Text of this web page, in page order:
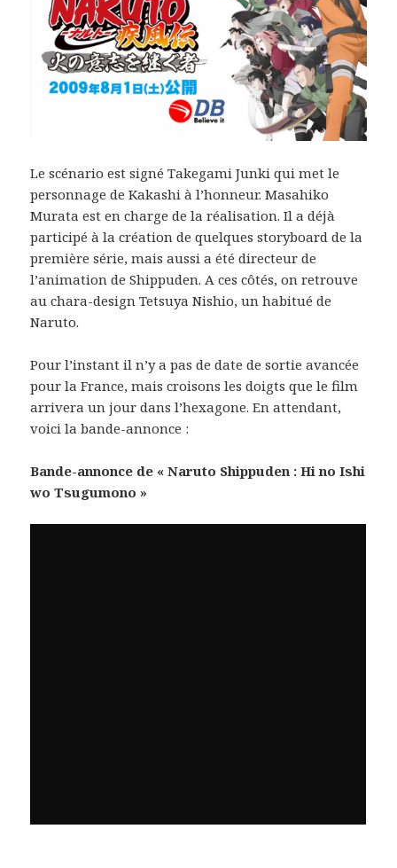
Le scénario est signé Takegami Junki qui met le
personnage de Kakashi à l’honneur. Masahiko
Murata est en charge de la réalisation. Il a déjà
participé à la création de quelques storyboard de la
première série, mais aussi a été directeur de
l’animation de Shippuden. A ces côtés, on retrouve
au chara-design Tetsuya Nishio, un habitué de
Naruto.
Pour l’instant il n’y a pas de date de sortie avancée
pour la France, mais croisons les doigts que le film
arrivera un jour dans l’hexagone. En attendant,
voici la bande-annonce :
Bande-annonce de « Naruto Shippuden : Hi no Ishi
wo Tsugumono »